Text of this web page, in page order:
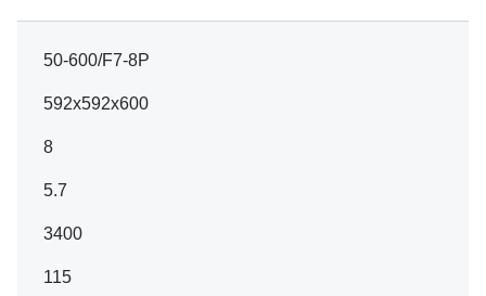
50-600/F7-8P
592x592x600
8
5.7
3400
115